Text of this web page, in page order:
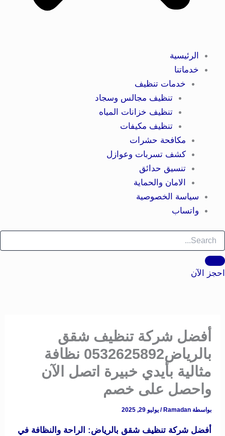
الرئيسية
خدماتنا
خدمات تنظيف
تنظيف مجالس وسجاد
تنظيف خزانات المياه
تنظيف مكيفات
مكافحة حشرات
كشف تسربات وعوازل
تنسيق حدائق
الامان والحماية
سياسة الخصوصية
واتساب
احجز الآن
أفضل شركة تنظيف شقق
بالرياض0532625892 نظافة
مثالية بأيدي خبيرة اتصل الآن
واحصل على خصم
بواسطة Ramadan
/ يوليو 29, 2025
أفضل شركة تنظيف شقق بالرياض: الراحة والنظافة في